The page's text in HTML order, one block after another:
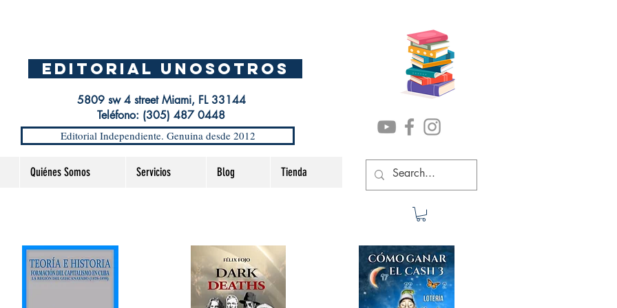
EDITORIAL UnosOtros
5809 sw 4 street Miami, FL 33144
Teléfono: (305) 487 0448
Editorial Independiente. Genuina desde 2012
Quiénes Somos Servicios Blog Tienda